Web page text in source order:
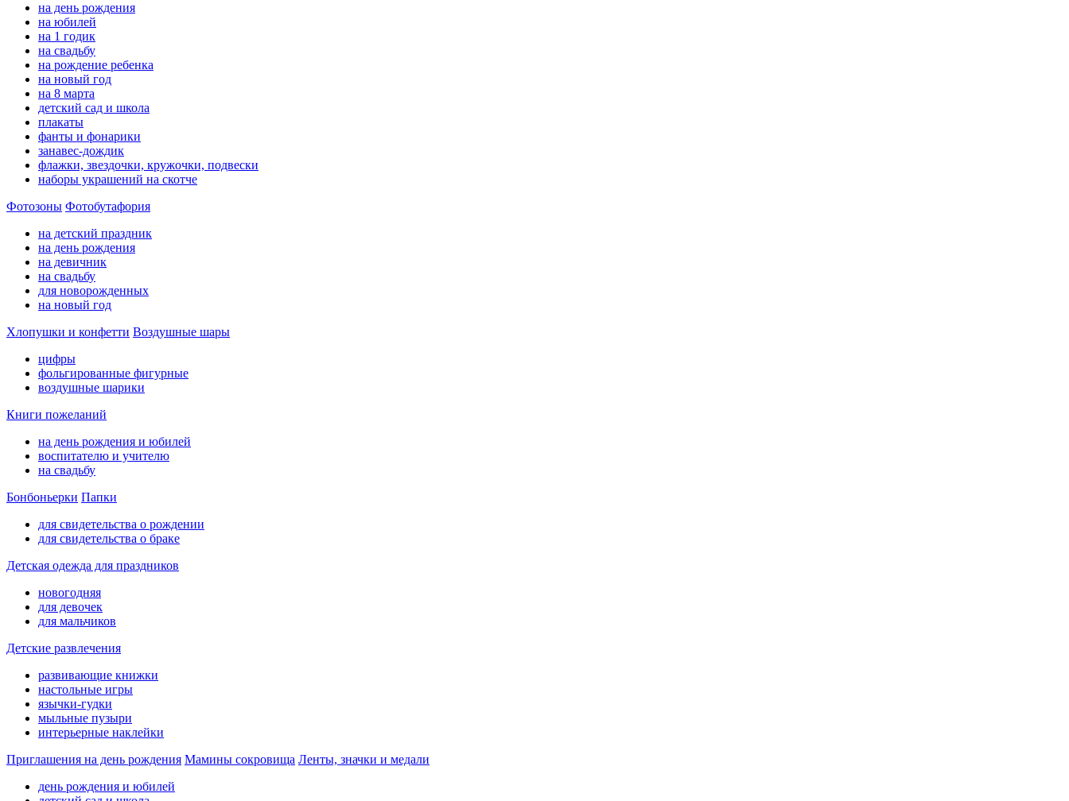
на день рождения
на юбилей
на 1 годик
на свадьбу
на рождение ребенка
на новый год
на 8 марта
детский сад и школа
плакаты
фанты и фонарики
занавес-дождик
флажки, звездочки, кружочки, подвески
наборы украшений на скотче
Фотозоны Фотобутафория
на детский праздник
на день рождения
на девичник
на свадьбу
для новорожденных
на новый год
Хлопушки и конфетти Воздушные шары
цифры
фольгированные фигурные
воздушные шарики
Книги пожеланий
на день рождения и юбилей
воспитателю и учителю
на свадьбу
Бонбоньерки Папки
для свидетельства о рождении
для свидетельства о браке
Детская одежда для праздников
новогодняя
для девочек
для мальчиков
Детские развлечения
развивающие книжки
настольные игры
язычки-гудки
мыльные пузыри
интерьерные наклейки
Приглашения на день рождения Мамины сокровища Ленты, значки и медали
день рождения и юбилей